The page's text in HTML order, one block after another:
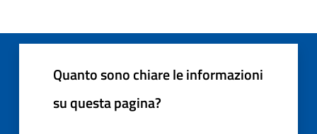
Quanto sono chiare le informazioni
su questa pagina?